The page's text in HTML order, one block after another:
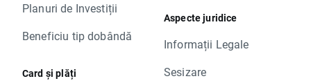
Planuri de Investiții
Beneficiu tip dobândă
Card și plăți
Aspecte juridice
Informații Legale
Sesizare